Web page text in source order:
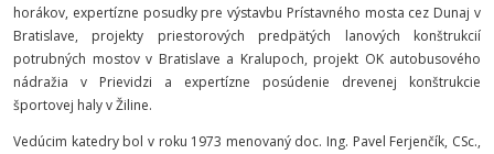
horákov, expertízne posudky pre výstavbu Prístavného mosta cez Dunaj v
Bratislave, projekty priestorových predpätých lanových konštrukcií
potrubných mostov v Bratislave a Kralupoch, projekt OK autobusového
nádražia v Prievidzi a expertízne posúdenie drevenej konštrukcie
športovej haly v Žiline.
Vedúcim katedry bol v roku 1973 menovaný doc. Ing. Pavel Ferjenčík, CSc.,